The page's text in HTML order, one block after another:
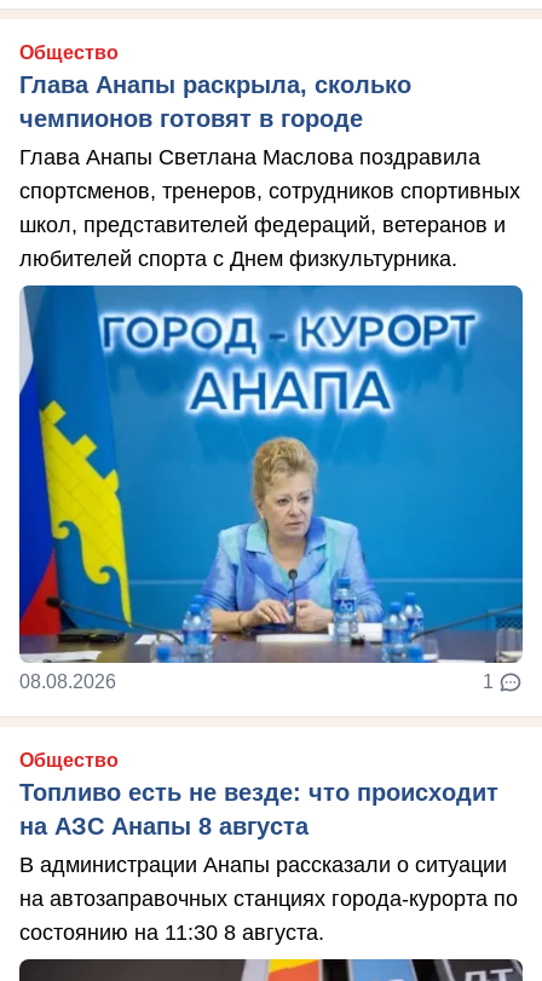
Общество
Глава Анапы раскрыла, сколько
чемпионов готовят в городе
Глава Анапы Светлана Маслова поздравила
спортсменов, тренеров, сотрудников спортивных
школ, представителей федераций, ветеранов и
любителей спорта с Днем физкультурника.
08.08.2026 1
Общество
Топливо есть не везде: что происходит
на АЗС Анапы 8 августа
В администрации Анапы рассказали о ситуации
на автозаправочных станциях города-курорта по
состоянию на 11:30 8 августа.